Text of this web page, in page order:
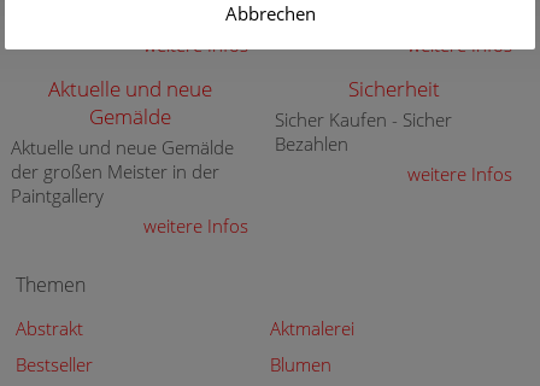
weitere Infos
Reproduktionen
weitere Infos
Aktuelle und neue
Gemälde
Aktuelle und neue Gemälde
der großen Meister in der
Paintgallery
weitere Infos
Sicherheit
Sicher Kaufen - Sicher
Bezahlen
weitere Infos
Themen
Abstrakt
Aktmalerei
Bestseller
Blumen
Abbrechen